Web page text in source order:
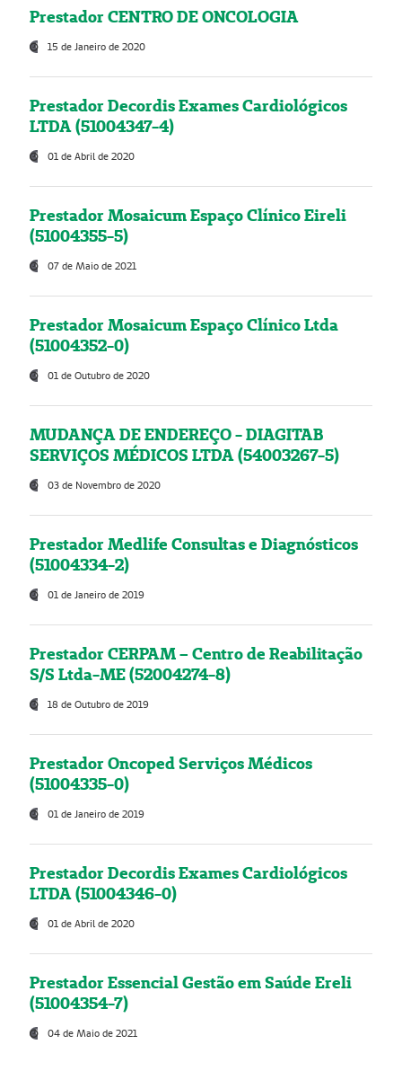
Prestador CENTRO DE ONCOLOGIA
15 de Janeiro de 2020
Prestador Decordis Exames Cardiológicos
LTDA (51004347-4)
01 de Abril de 2020
Prestador Mosaicum Espaço Clínico Eireli
(51004355-5)
07 de Maio de 2021
Prestador Mosaicum Espaço Clínico Ltda
(51004352-0)
01 de Outubro de 2020
MUDANÇA DE ENDEREÇO - DIAGITAB
SERVIÇOS MÉDICOS LTDA (54003267-5)
03 de Novembro de 2020
Prestador Medlife Consultas e Diagnósticos
(51004334-2)
01 de Janeiro de 2019
Prestador CERPAM – Centro de Reabilitação
S/S Ltda-ME (52004274-8)
18 de Outubro de 2019
Prestador Oncoped Serviços Médicos
(51004335-0)
01 de Janeiro de 2019
Prestador Decordis Exames Cardiológicos
LTDA (51004346-0)
01 de Abril de 2020
Prestador Essencial Gestão em Saúde Ereli
(51004354-7)
04 de Maio de 2021